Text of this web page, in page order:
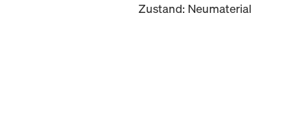
Zustand: Neumaterial